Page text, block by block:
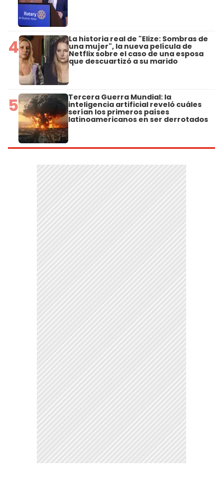
4 La historia real de "Elize: Sombras de
una mujer", la nueva película de
Netflix sobre el caso de una esposa
que descuartizó a su marido
5 Tercera Guerra Mundial: la
inteligencia artificial reveló cuáles
serían los primeros países
latinoamericanos en ser derrotados